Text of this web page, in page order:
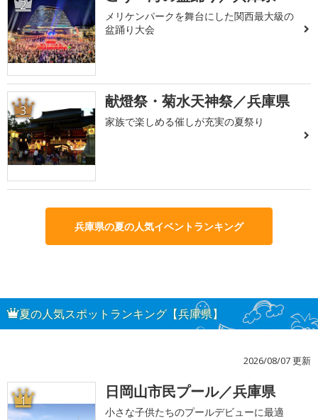
2
メリケンパークを舞台にした関西最大級の
盆踊り大会
3 献燈祭・菊水天神祭／兵庫県
家族で楽しめる催しが充実の夏祭り
兵庫県の夏の人気イベントランキング
夏の人気スポットランキング【兵庫県】
2026/08/07 更新
1 日岡山市民プール／兵庫県
小さな子供たちのプールデビューに最適